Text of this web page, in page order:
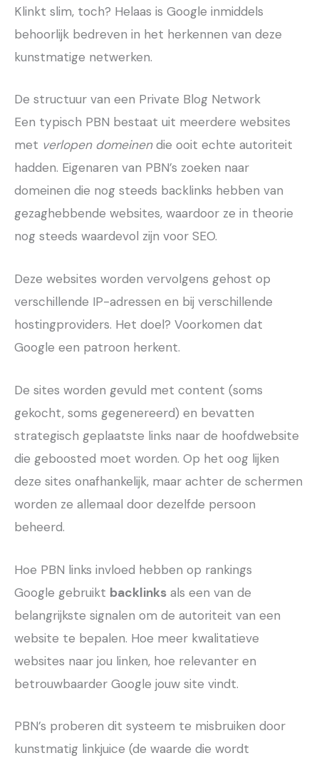
Klinkt slim, toch? Helaas is Google inmiddels
behoorlijk bedreven in het herkennen van deze
kunstmatige netwerken.
De structuur van een Private Blog Network
Een typisch PBN bestaat uit meerdere websites
met verlopen domeinendie ooit echte autoriteit
hadden. Eigenaren van PBN’s zoeken naar
domeinen die nog steeds backlinks hebben van
gezaghebbende websites, waardoor ze in theorie
nog steeds waardevol zijn voor SEO.
Deze websites worden vervolgens gehost op
verschillende IP-adressen en bij verschillende
hostingproviders. Het doel? Voorkomen dat
Google een patroon herkent.
De sites worden gevuld met content (soms
gekocht, soms gegenereerd) en bevatten
strategisch geplaatste links naar de hoofdwebsite
die geboosted moet worden. Op het oog lijken
deze sites onafhankelijk, maar achter de schermen
worden ze allemaal door dezelfde persoon
beheerd.
Hoe PBN links invloed hebben op rankings
Google gebruikt backlinks als een van de
belangrijkste signalen om de autoriteit van een
website te bepalen. Hoe meer kwalitatieve
websites naar jou linken, hoe relevanter en
betrouwbaarder Google jouw site vindt.
PBN’s proberen dit systeem te misbruiken door
kunstmatig linkjuice (de waarde die wordt